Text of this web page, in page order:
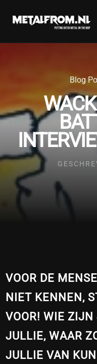
Blog
VOOR DE
NIET KENNEN,
VOOR! WIE ZIJN
JULLIE, WAAR
JULLIE VAN